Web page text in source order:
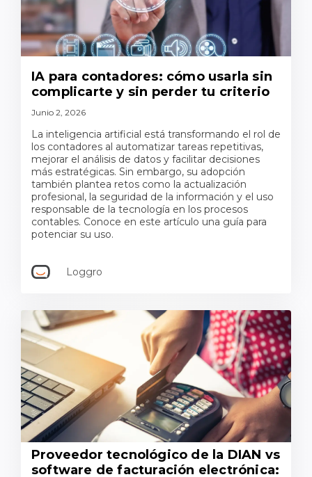
IA para contadores: cómo usarla sin
complicarte y sin perder tu criterio
Junio 2, 2026
La inteligencia artificial está transformando el rol de
los contadores al automatizar tareas repetitivas,
mejorar el análisis de datos y facilitar decisiones
más estratégicas. Sin embargo, su adopción
también plantea retos como la actualización
profesional, la seguridad de la información y el uso
responsable de la tecnología en los procesos
contables. Conoce en este artículo una guía para
potenciar su uso.
Loggro
Proveedor tecnológico de la DIAN vs
software de facturación electrónica: